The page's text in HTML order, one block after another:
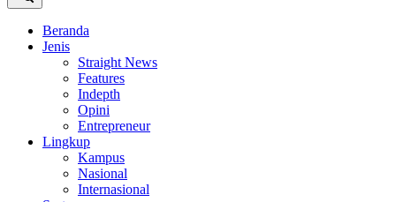
Beranda
Jenis
Straight News
Features
Indepth
Opini
Entrepreneur
Lingkup
Kampus
Nasional
Internasional